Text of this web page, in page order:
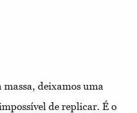
massa, deixamos uma
de replicar. É o